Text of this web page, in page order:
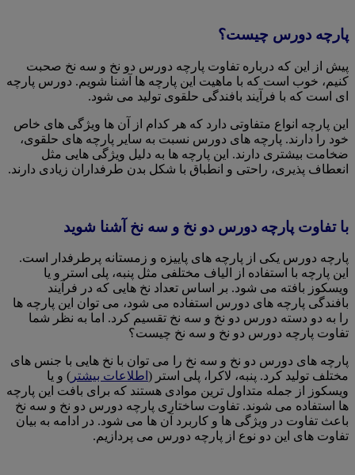
پارچه دورس چیست؟
پیش از این که درباره تفاوت پارچه دورس دو نخ و سه نخ صحبت
کنیم، خوب است که با ماهیت این پارچه ها آشنا شویم. دورس پارچه
ای است که با فرآیند بافندگی حلقوی تولید می شود.
این پارچه انواع متفاوتی دارد که هر کدام از آن ها ویژگی های خاص
خود را دارند. پارچه های دورس نسبت به سایر پارچه های حلقوی،
ضخامت بیشتری دارند. این پارچه ها به دلیل ویژگی هایی مثل
انعطاف پذیری، راحتی و انطباق با شکل بدن طرفداران زیادی دارند.
با تفاوت پارچه دورس دو نخ و سه نخ آشنا شوید
پارچه دورس یکی از پارچه های پاییزه و زمستانه پرطرفدار است.
این پارچه با استفاده از الیاف مختلفی مثل پنبه، پلی استر و یا
ویسکوز بافته می شود. بر اساس تعداد نخ هایی که در فرآیند
بافندگی پارچه های دورس استفاده می شود، می توان این پارچه ها
را به دو دسته دورس دو نخ و سه نخ تقسیم کرد. اما به نظر شما
تفاوت پارچه دورس دو نخ و سه نخ چیست؟
پارچه های دورس دو نخ و سه نخ را می توان با نخ هایی با جنس های
مختلف تولید کرد. پنبه، لاکرا، پلی استر ( اطلاعات بیشتر ) و یا
ویسکوز از جمله متداول ترین موادی هستند که برای بافت این پارچه
ها استفاده می شوند. تفاوت ساختاری پارچه دورس دو نخ و سه نخ
باعث تفاوت در ویژگی ها و کاربرد آن ها می شود. در ادامه به بیان
تفاوت های این دو نوع از پارچه دورس می پردازیم.